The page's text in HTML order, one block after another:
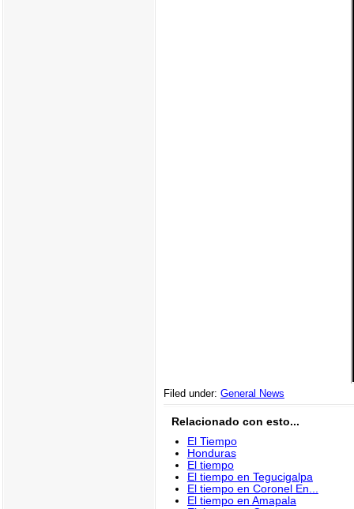
Filed under: General News
Relacionado con esto...
El Tiempo
Honduras
El tiempo
El tiempo en Tegucigalpa
El tiempo en Coronel En...
El tiempo en Amapala